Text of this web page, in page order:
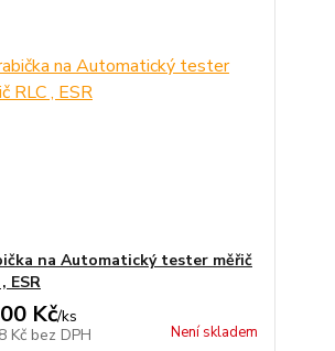
na Automatický tester měřič
ESR
Kč/ks
Kč bez DPH Není skladem